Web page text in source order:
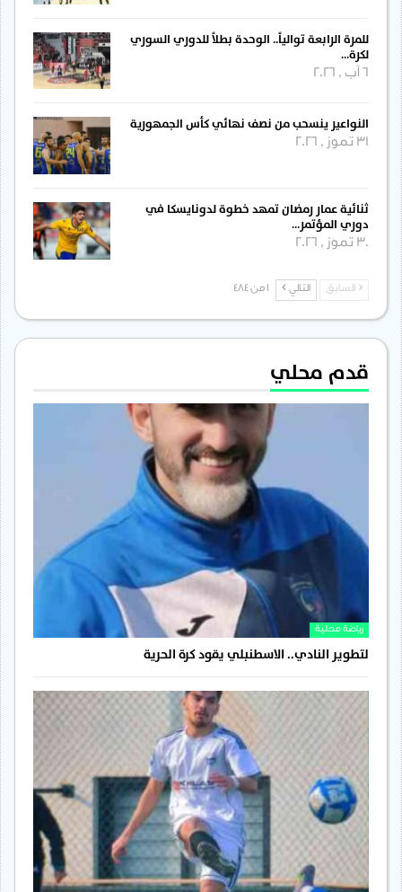
للمرة الرابعة توالياً.. الوحدة بطلاً للدوري السوري
لكرة…
النواعير ينسحب من نصف نهائي كأس الجمهورية
31 تموز , 2026
ثنائية عمار رمضان تمهد خطوة لدونايسكا في
دوري المؤتمر…
30 تموز , 2026
السابق التالي
قدم محلي
رياضة محلية
لتطوير النادي.. الاسطنبلي يقود كرة الحرية